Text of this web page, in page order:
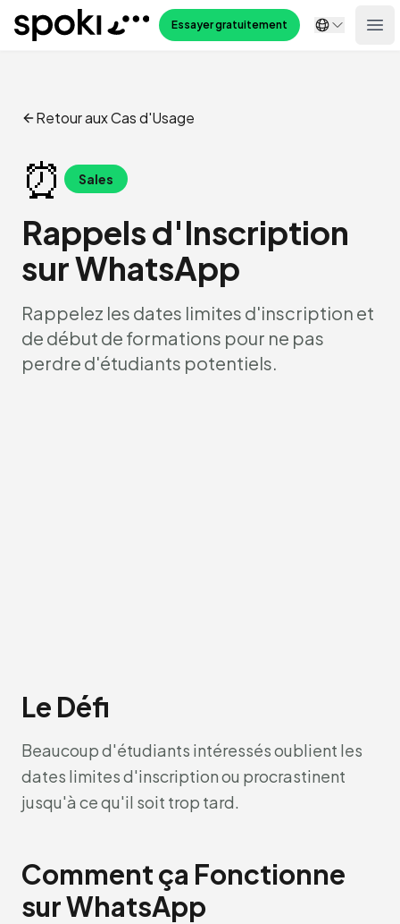
Spoki Essayer gratuitement
Retour aux Cas d'Usage
⏰ Sales
Rappels d'Inscription
sur WhatsApp
Rappelez les dates limites d'inscription et
de début de formations pour ne pas
perdre d'étudiants potentiels.
Le Défi
Beaucoup d'étudiants intéressés oublient les
dates limites d'inscription ou procrastinent
jusqu'à ce qu'il soit trop tard.
Comment ça Fonctionne
sur WhatsApp